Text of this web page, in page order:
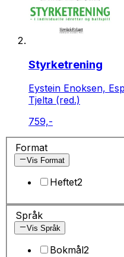
Styrketrening
Eystein Enoksen,
Tjelta (red.)
759,-
Format
Vis Format
Heftet2
Språk
Vis Språk
Bokmål2